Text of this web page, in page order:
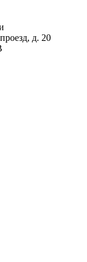
д. 20